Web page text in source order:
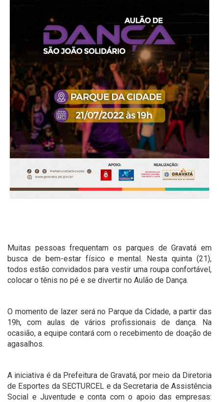
Muitas pessoas frequentam os parques de Gravatá em
busca de bem-estar físico e mental. Nesta quinta (21),
todos estão convidados para vestir uma roupa confortável,
colocar o tênis no pé e se divertir no Aulão de Dança.
O momento de lazer será no Parque da Cidade, a partir das
19h, com aulas de vários profissionais de dança. Na
ocasião, a equipe contará com o recebimento de doação de
agasalhos.
A iniciativa é da Prefeitura de Gravatá, por meio da Diretoria
de Esportes da SECTURCEL e da Secretaria de Assistência
Social e Juventude e conta com o apoio das empresas: